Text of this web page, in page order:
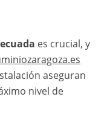
es crucial, y
aseguran
nivel de